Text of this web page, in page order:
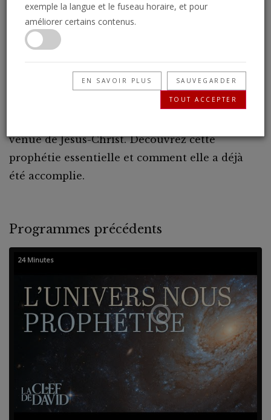
Élie et le Jour de
l’Éternel
12/06/2020 • 25 Minutes
Dieu promet d’envoyer un homme en ce temps
venue de Jésus-Christ. Découvrez cette
prophétie essentielle et comment elle a déjà
été accomplie.
Programmes précédents
24 Minutes
exemple la langue et le fuseau horaire, et pour
améliorer certains contenus.
EN SAVOIR PLUS SAUVEGARDER
TOUT ACCEPTER